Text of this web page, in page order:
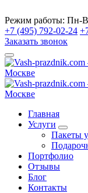
Режим работы: Пн-
+7 (495) 792-02-24
Заказать звонок
Главная
Услуги
Пакеты
Портфолио
Отзывы
Блог
Контакты